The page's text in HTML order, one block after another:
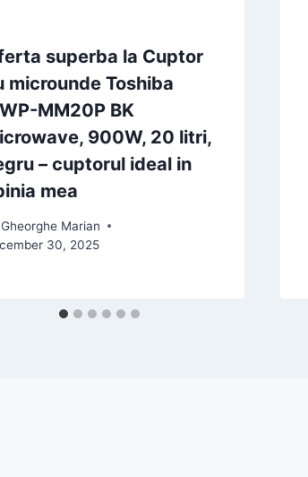
superba la Cuptor
microunde Toshiba
MM20P BK
900W, 20 litri,
– cuptorul ideal in
mea
Gheorghe Marian
30, 2025